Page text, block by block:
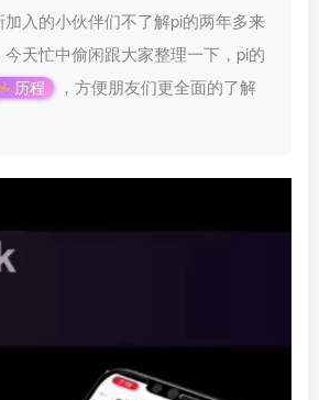
入的小伙伴们不了解pi的两年多来
天忙中偷闲跟大家整理一下，pi的
历程
，方便朋友们更全面的了解